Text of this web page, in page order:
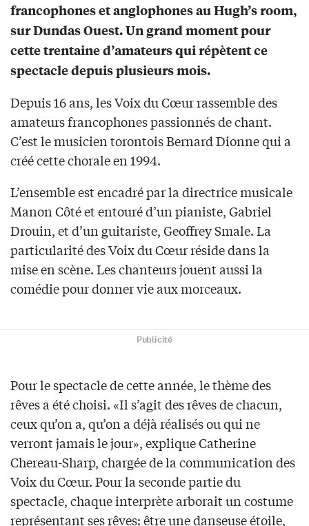
francophones et anglophones au Hugh’s room,
sur Dundas Ouest. Un grand moment pour
cette trentaine d’amateurs qui répètent ce
spectacle depuis plusieurs mois.
Depuis 16 ans, les Voix du Cœur rassemble des
amateurs francophones passionnés de chant.
C’est le musicien torontois Bernard Dionne qui a
créé cette chorale en 1994.
L’ensemble est encadré par la directrice musicale
Manon Côté et entouré d’un pianiste, Gabriel
Drouin, et d’un guitariste, Geoffrey Smale. La
particularité des Voix du Cœur réside dans la
mise en scène. Les chanteurs jouent aussi la
comédie pour donner vie aux morceaux.
Publicité
Pour le spectacle de cette année, le thème des
rêves a été choisi. «Il s’agit des rêves de chacun,
ceux qu’on a, qu’on a déjà réalisés ou qui ne
verront jamais le jour», explique Catherine
Chereau-Sharp, chargée de la communication des
Voix du Cœur. Pour la seconde partie du
spectacle, chaque interprète arborait un costume
représentant ses rêves: être une danseuse étoile,